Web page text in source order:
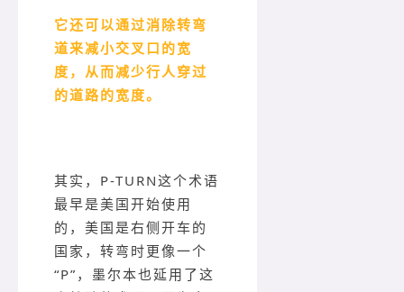
它还可以通过消除转弯
道来减小交叉口的宽
度，从而减少行人穿过
的道路的宽度。
其实，P-TURN这个术语
最早是美国开始使用
的，美国是右侧开车的
国家，转弯时更像一个
“P”，墨尔本也延用了这